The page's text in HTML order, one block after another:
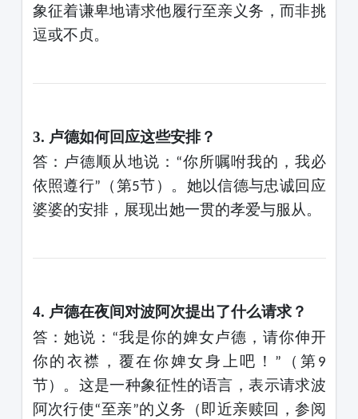
象征着谦卑地请求他履行至亲义务，而非挑
逗或不贞。
3. 卢德如何回应这些安排？
答：卢德顺从地说： “你所嘱咐我的，我必
依照遵行” （第5节）。她以信德与忠诚回应
婆婆的安排，展现出她一贯的孝爱与服从。
4. 卢德在夜间对波阿次提出了什么请求？
答：她说： “我是你的婢女卢德，请你伸开
你的衣襟，覆在你婢女身上吧！
” （第 9
节）。这是一种象征性的语言，表示请求波
阿次行使“至亲”的义务（即近亲赎回，参阅